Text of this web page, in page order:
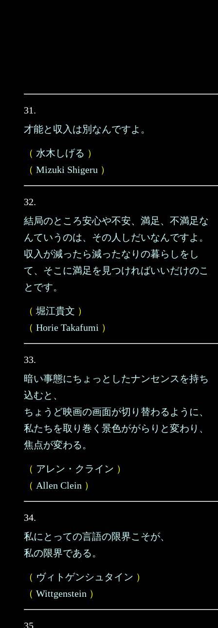
31.
才能と収入は別なんですよ。
（ 水木しげる ）
（ Mizuki Shigeru ）
32.
結局のところ安心や不安、満足、不満足な
んていうのは、その人しだいなんですよ。
収入が減ったら減ったなりの暮らしをし
て、そこに満足を見つければいいだけのこ
とです。
（ 堀江貴文 ）
（ Horie Takafumi ）
33.
暗い事態にちょっとしたナンセンスを持ち
込むと、
ちょうど映画の画面が切り替わるように、
私たちを取り巻く景色ががらりと変わり、
焦点が変わる。
（ アレン・クライン ）
（ Allen Clein ）
34.
私にとっての言語の限界こそが、
私の限界である。
（ ヴィトゲンシュタイン ）
（ Wittgenstein ）
35.